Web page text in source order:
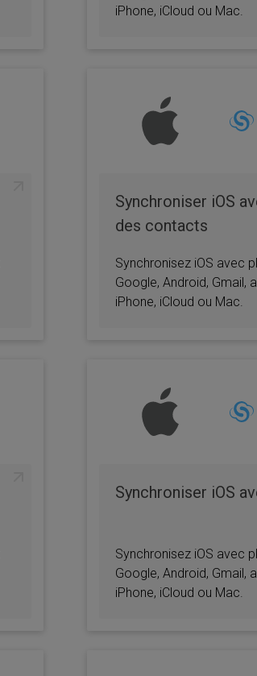
iPhone, iCloud ou Mac.
Synchroniser iOS
des contacts
Synchronisez iOS avec
Google, Android, Gmail,
iPhone, iCloud ou Mac.
Synchroniser iOS
Synchronisez iOS avec
Google, Android, Gmail,
iPhone, iCloud ou Mac.